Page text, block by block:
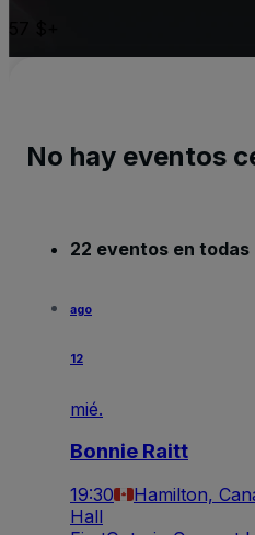
No hay eventos
22 eventos en
ago
12
mié.
Bonnie Raitt
19:30 Hamilton,
Hall